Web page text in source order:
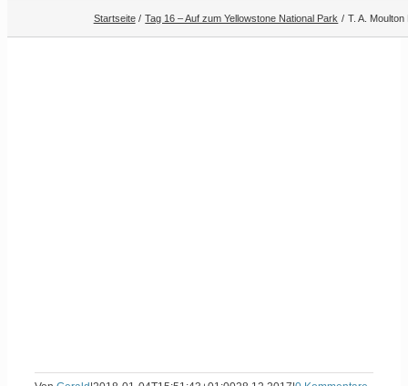
Startseite Tag 16 – Auf zum Yellowstone National Park T. A. Moulton